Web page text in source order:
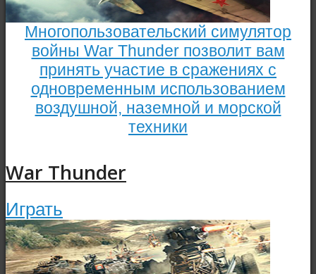
Многопользовательский симулятор
войны War Thunder позволит вам
принять участие в сражениях с
одновременным использованием
воздушной, наземной и морской
техники
War Thunder
Играть